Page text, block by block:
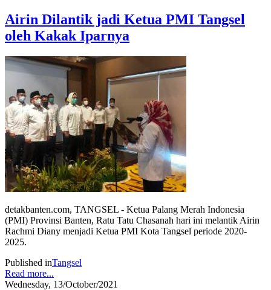
Airin Dilantik jadi Ketua PMI Tangsel
oleh Kakak Iparnya
detakbanten.com, TANGSEL - Ketua Palang Merah Indonesia
(PMI) Provinsi Banten, Ratu Tatu Chasanah hari ini melantik Airin
Rachmi Diany menjadi Ketua PMI Kota Tangsel periode 2020-
2025.
Published inTangsel
Read more...
Wednesday, 13/October/2021